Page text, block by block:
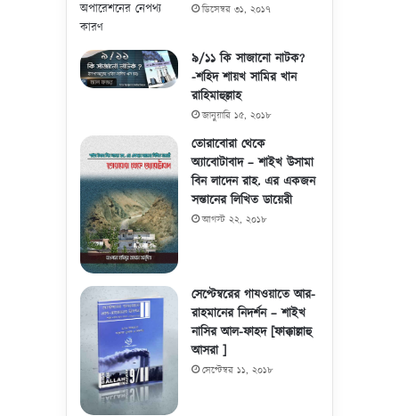
ডিসেম্বর ৩১, ২০১৭
৯/১১ কি সাজানো নাটক?
-শহিদ শায়খ সামির খান
রাহিমাহুল্লাহ
জানুয়ারি ১৫, ২০১৮
তোরাবোরা থেকে
অ্যাবোটাবাদ – শাইখ উসামা
বিন লাদেন রাহ. এর একজন
সন্তানের লিখিত ডায়েরী
আগস্ট ২২, ২০১৮
সেপ্টেম্বরের গাযওয়াতে আর-
রাহমানের নিদর্শন – শাইখ
নাসির আল-ফাহদ [ফাক্কাল্লাহু
আসরা ]
সেপ্টেম্বর ১১, ২০১৮